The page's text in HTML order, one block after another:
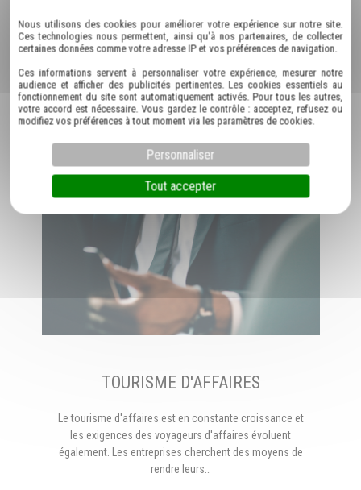
TOURISME D'AFFAIRES
Le tourisme d'affaires est en constante croissance et
les exigences des voyageurs d'affaires évoluent
également. Les entreprises cherchent des moyens de
rendre leurs…
Nous utilisons des cookies pour améliorer votre expérience sur notre site.
Ces technologies nous permettent, ainsi qu'à nos partenaires, de collecter
certaines données comme votre adresse IP et vos préférences de navigation.
Ces informations servent à personnaliser votre expérience, mesurer notre
audience et afficher des publicités pertinentes. Les cookies essentiels au
fonctionnement du site sont automatiquement activés. Pour tous les autres,
votre accord est nécessaire. Vous gardez le contrôle : acceptez, refusez ou
modifiez vos préférences à tout moment via les paramètres de cookies.
Tout accepter
Personnaliser